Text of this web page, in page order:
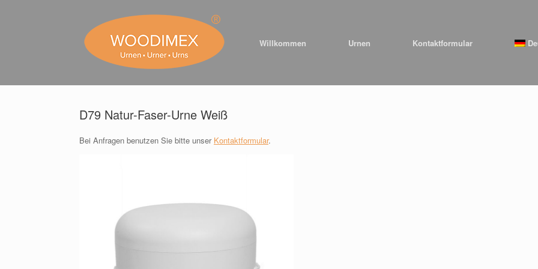
Willkommen
Urnen Kontaktformular
D79 Natur-Faser-Urne Weiß
Bei Anfragen benutzen Sie bitte unser Kontaktformular.